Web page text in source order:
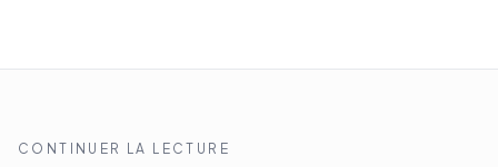
CONTINUER LA LECTURE